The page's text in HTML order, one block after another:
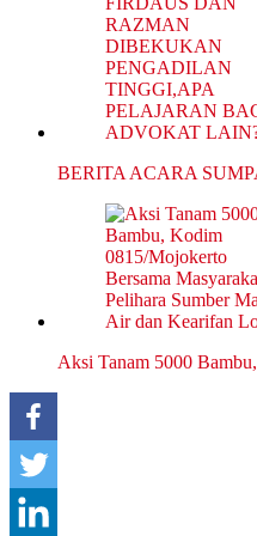
BERITA ACARA
Aksi Tanam 5000